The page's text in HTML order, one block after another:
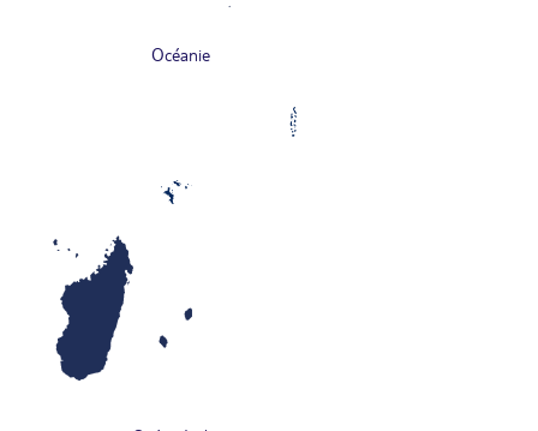
Océanie